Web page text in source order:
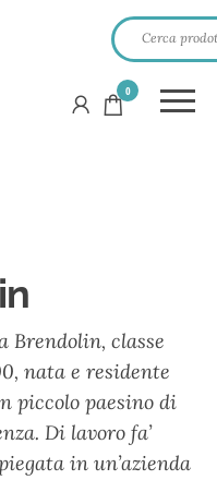
0
Brendolin, classe
nata e residente
piccolo paesino di
Di lavoro fa’
in un’azienda